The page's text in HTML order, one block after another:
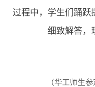
过程中，学生们踊跃
细致解答，
（华工师生